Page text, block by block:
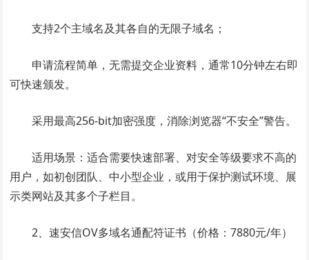
支持2个主域名及其各自的无限子域名；
申请流程简单，无需提交企业资料，通常10分钟左右即
可快速颁发。
采用最高256-bit加密强度，消除浏览器“不安全”警告。
适用场景：适合需要快速部署、对安全等级要求不高的
用户，如初创团队、中小型企业，或用于保护测试环境、展
示类网站及其多个子栏目。
2、速安信OV多域名通配符证书（价格：7880元/年）